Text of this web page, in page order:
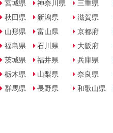
宮城県
秋田県
山形県
福島県
茨城県
栃木県
群馬県
神奈川県
新潟県
富山県
石川県
福井県
山梨県
長野県
三重県
滋賀県
京都府
大阪府
兵庫県
奈良県
和歌山県